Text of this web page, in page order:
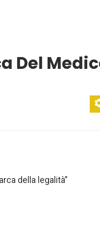
Del
della legalità”